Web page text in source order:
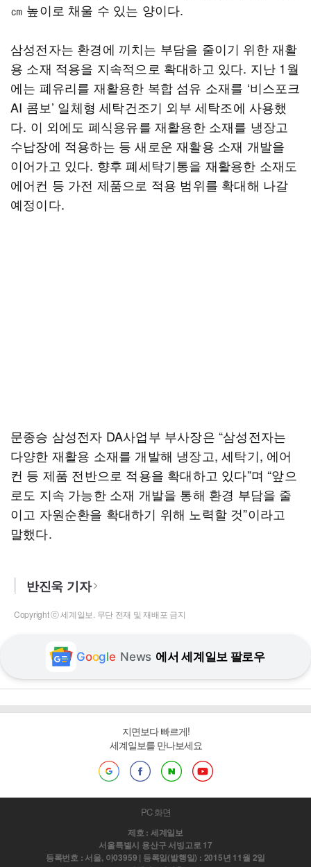
㎝ 높이로 채울 수 있는 양이다.
삼성전자는 환경에 끼치는 부담을 줄이기 위한 재활
용 소재 적용을 지속적으로 확대하고 있다. 지난 1월
에는 폐유리를 재활용한 복합 섬유 소재를 ‘비스포크
AI 콤보’ 일체형 세탁건조기 외부 세탁조에 사용했
다. 이 외에도 폐식용유를 재활용한 소재를 냉장고
수납장에 적용하는 등 새로운 재활용 소재 개발을
이어가고 있다. 향후 폐세탁기통을 재활용한 소재도
에어컨 등 가전 제품으로 적용 범위를 확대해 나갈
예정이다.
문종승 삼성전자 DA사업부 부사장은 “삼성전자는
다양한 재활용 소재를 개발해 냉장고, 세탁기, 에어
컨 등 제품 전반으로 적용을 확대하고 있다”며 “앞으
로도 지속 가능한 소재 개발을 통해 환경 부담을 줄
이고 자원순환을 확대하기 위해 노력할 것”이라고
말했다.
반진욱 기자
Copyright ⓒ 세계일보. 무단 전재 및 재배포 금지
Google News 에서 세계일보 팔로우
지면보다 빠르게!
세계일보를 만나보세요
PC 화면
제호 : 세계일보
서울특별시 용산구 서빙고로 17
등록번호 : 서울, 아03959 | 등록일(발행일) : 2015년 11월 2일